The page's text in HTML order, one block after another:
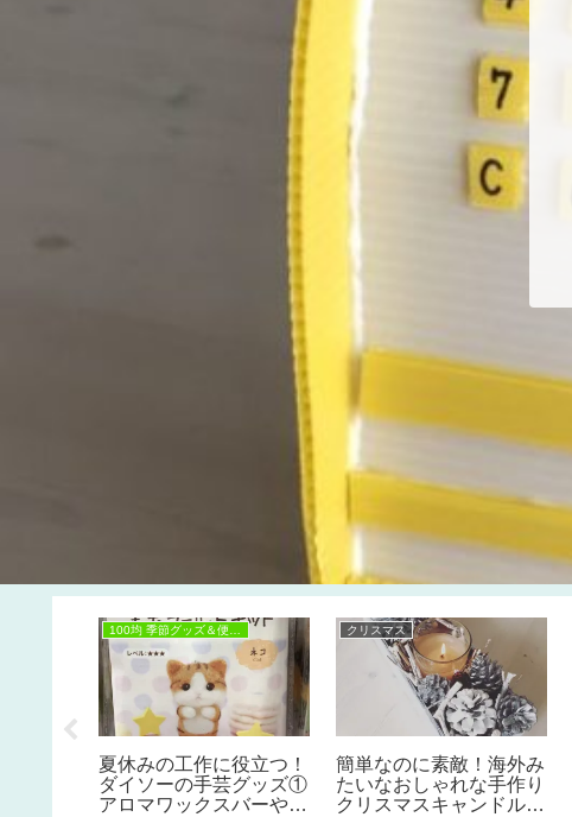
夏休みの工作に役立つ！
ダイソーの手芸グッズ①
アロマワックスバーや
クリスマス
簡単なのに素敵！海外み
たいなおしゃれな手作り
クリスマスキャンドルの